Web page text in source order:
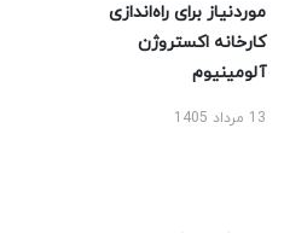
موردنیاز برای راه‌اندازی
کارخانه اکستروژن
آلومینیوم
13 مرداد 1405